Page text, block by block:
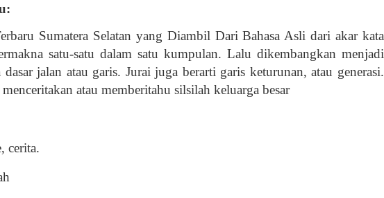
Sumatera Selatan yang Diambil Dari Bahasa Asli dari akar kata
satu-satu dalam satu kumpulan. Lalu dikembangkan menjadi
jalan atau garis. Jurai juga berarti garis keturunan, atau generasi.
atau memberitahu silsilah keluarga besar
cerita.